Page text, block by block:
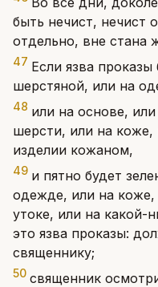
быть нечист, нечист
отдельно, вне стана
47 Если язва
шерстяной, или на
48 или на основе,
шерсти, или на коже,
изделии кожаном,
49 и пятно будет
одежде, или на коже,
утоке, или на какой-
это язва проказы:
священнику;
50 священник